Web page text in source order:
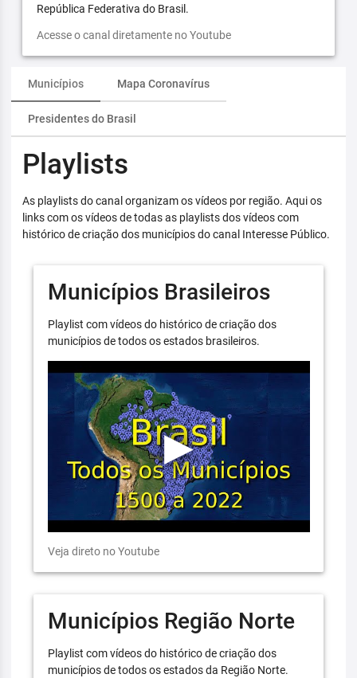
República Federativa do Brasil.
Acesse o canal diretamente no Youtube
Municípios Mapa Coronavírus
Presidentes do Brasil
Playlists
As playlists do canal organizam os vídeos por região. Aqui os
links com os vídeos de todas as playlists dos vídeos com
histórico de criação dos municípios do canal Interesse Público.
Municípios Brasileiros
Playlist com vídeos do histórico de criação dos
municípios de todos os estados brasileiros.
Veja direto no Youtube
Municípios Região Norte
Playlist com vídeos do histórico de criação dos
municípios de todos os estados da Região Norte.